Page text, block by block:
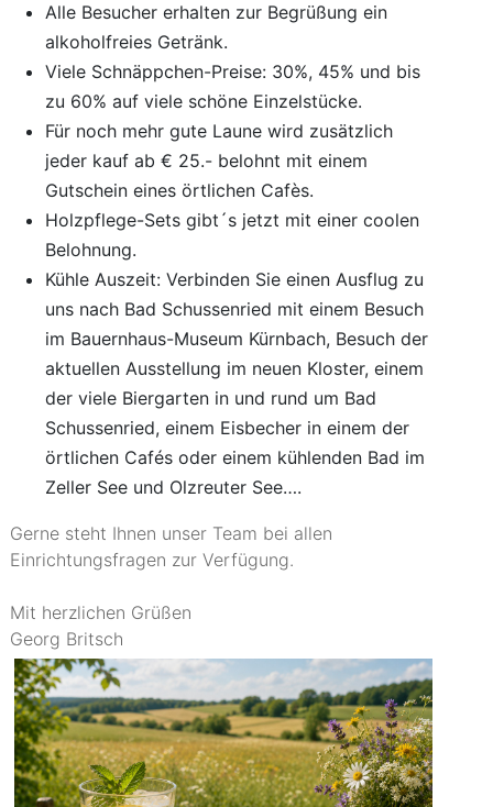
Alle Besucher erhalten zur Begrüßung ein
alkoholfreies Getränk.
Viele Schnäppchen-Preise: 30%, 45% und bis
zu 60% auf viele schöne Einzelstücke.
Für noch mehr gute Laune wird zusätzlich
jeder kauf ab € 25.- belohnt mit einem
Gutschein eines örtlichen Cafès.
Holzpflege-Sets gibt´s jetzt mit einer coolen
Belohnung.
Kühle Auszeit: Verbinden Sie einen Ausflug zu
uns nach Bad Schussenried mit einem Besuch
im Bauernhaus-Museum Kürnbach, Besuch der
aktuellen Ausstellung im neuen Kloster, einem
der viele Biergarten in und rund um Bad
Schussenried, einem Eisbecher in einem der
örtlichen Cafés oder einem kühlenden Bad im
Zeller See und Olzreuter See….
Gerne steht Ihnen unser Team bei allen
Einrichtungsfragen zur Verfügung.
Mit herzlichen Grüßen
Georg Britsch